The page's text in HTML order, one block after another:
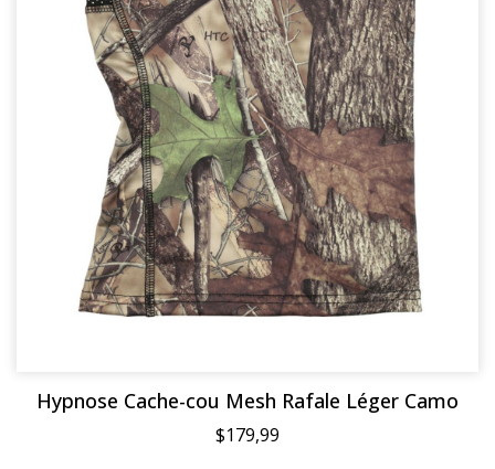
Hypnose Cache-cou Mesh Rafale Léger Camo
$179,99